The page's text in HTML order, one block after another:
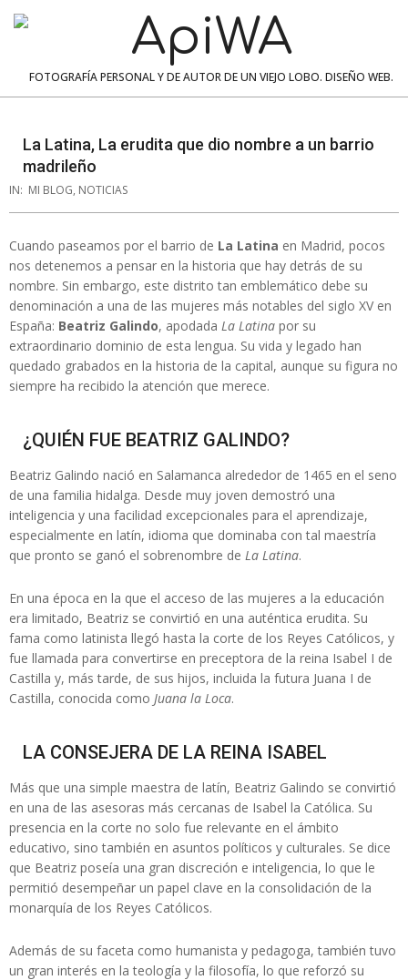
ApiWA
FOTOGRAFÍA PERSONAL Y DE AUTOR DE UN VIEJO LOBO. DISEÑO WEB.
La Latina, La erudita que dio nombre a un barrio
madrileño
IN: MI BLOG, NOTICIAS
Cuando paseamos por el barrio de La Latina en Madrid, pocos
nos detenemos a pensar en la historia que hay detrás de su
nombre. Sin embargo, este distrito tan emblemático debe su
denominación a una de las mujeres más notables del siglo XV en
España: Beatriz Galindo, apodada La Latina por su
extraordinario dominio de esta lengua. Su vida y legado han
quedado grabados en la historia de la capital, aunque su figura no
siempre ha recibido la atención que merece.
¿QUIÉN FUE BEATRIZ GALINDO?
Beatriz Galindo nació en Salamanca alrededor de 1465 en el seno
de una familia hidalga. Desde muy joven demostró una
inteligencia y una facilidad excepcionales para el aprendizaje,
especialmente en latín, idioma que dominaba con tal maestría
que pronto se ganó el sobrenombre de La Latina.
En una época en la que el acceso de las mujeres a la educación
era limitado, Beatriz se convirtió en una auténtica erudita. Su
fama como latinista llegó hasta la corte de los Reyes Católicos, y
fue llamada para convertirse en preceptora de la reina Isabel I de
Castilla y, más tarde, de sus hijos, incluida la futura Juana I de
Castilla, conocida como Juana la Loca.
LA CONSEJERA DE LA REINA ISABEL
Más que una simple maestra de latín, Beatriz Galindo se convirtió
en una de las asesoras más cercanas de Isabel la Católica. Su
presencia en la corte no solo fue relevante en el ámbito
educativo, sino también en asuntos políticos y culturales. Se dice
que Beatriz poseía una gran discreción e inteligencia, lo que le
permitió desempeñar un papel clave en la consolidación de la
monarquía de los Reyes Católicos.
Además de su faceta como humanista y pedagoga, también tuvo
un gran interés en la teología y la filosofía, lo que reforzó su